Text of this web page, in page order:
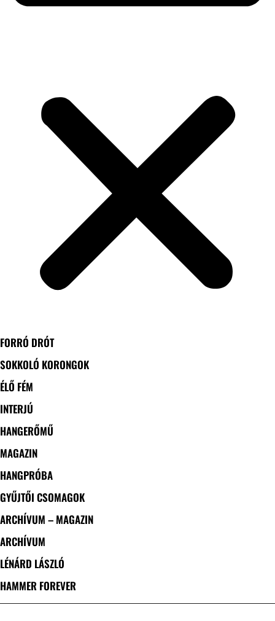
FORRÓ DRÓT
SOKKOLÓ KORONGOK
ÉLŐ FÉM
INTERJÚ
HANGERŐMŰ
MAGAZIN
HANGPRÓBA
GYŰJTŐI CSOMAGOK
ARCHÍVUM – MAGAZIN
ARCHÍVUM
LÉNÁRD LÁSZLÓ
HAMMER FOREVER